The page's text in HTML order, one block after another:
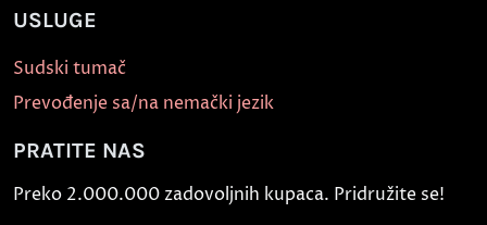
USLUGE
Sudski tumač
Prevođenje sa/na nemački jezik
PRATITE NAS
Preko 2.000.000 zadovoljnih kupaca. Pridružite se!